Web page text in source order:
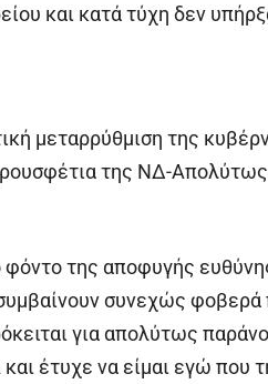
και κατά τύχη δεν
μεταρρύθμιση της
της ΝΔ-
της αποφυγής
συνεχώς
για απολύτως
έτυχε να είμαι εγώ που